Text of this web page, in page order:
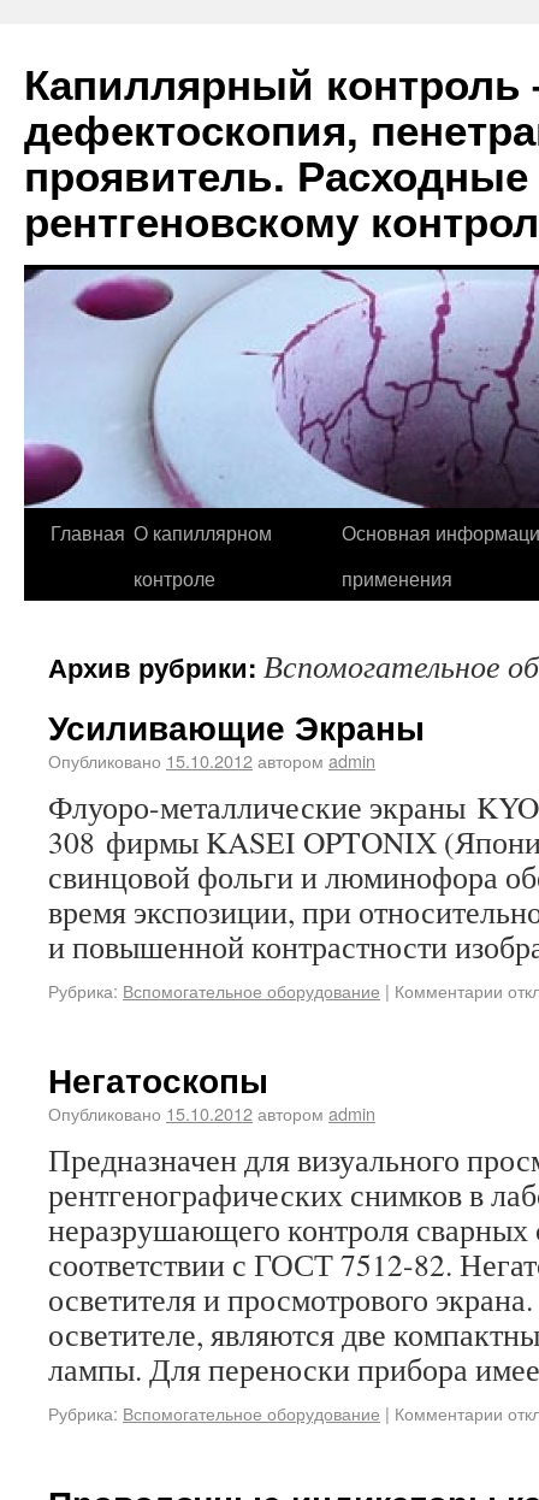
Капиллярный
дефектоскопия,
проявитель.
рентгеновскому
Главная О капиллярном
контроле
Основная
применения
Архив рубрики: Вспомогательное
Усиливающие Экраны
Опубликовано 15.10.2012автором admin
Флуоро-металлические экраны
308 фирмы KASEI OPTONIX
свинцовой фольги и люминофора
время экспозиции, при
и повышенной контрастности
Рубрика: Вспомогательное оборудование | Комментарии
Негатоскопы
Опубликовано 15.10.2012автором admin
Предназначен для визуального
рентгенографических снимков в
неразрушающего контроля сварных
соответствии с ГОСТ 7512-82.
осветителя и просмотрового
осветителе, являются две
лампы. Для переноски прибора
Рубрика: Вспомогательное оборудование | Комментарии